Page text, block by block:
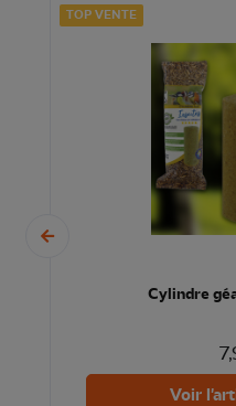
TOP VENTE
Cylindre
Voir